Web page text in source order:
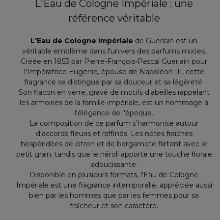
L'Eau de Cologne Impériale : une
référence véritable
L'Eau de Cologne Impériale de Guerlain est un
véritable emblème dans l'univers des parfums mixtes.
Créée en 1853 par Pierre-François-Pascal Guerlain pour
l'Impératrice Eugénie, épouse de Napoléon III, cette
fragrance se distingue par sa douceur et sa légèreté.
Son flacon en verre, gravé de motifs d'abeilles rappelant
les armoiries de la famille impériale, est un hommage à
l'élégance de l'époque.
La composition de ce parfum s'harmonise autour
d'accords fleuris et raffinés. Les notes fraîches
hespéridées de citron et de bergamote flirtent avec le
petit grain, tandis que le néroli apporte une touche florale
adoucissante.
Disponible en plusieurs formats, l'Eau de Cologne
Impériale est une fragrance intemporelle, appréciée aussi
bien par les hommes que par les femmes pour sa
fraîcheur et son caractère.